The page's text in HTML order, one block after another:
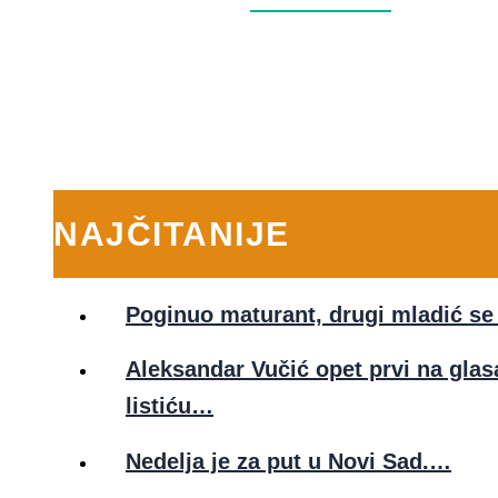
NAJČITANIJE
Poginuo maturant, drugi mladić
Aleksandar Vučić opet prvi na
listiću…
Nedelja je za put u Novi Sad.…